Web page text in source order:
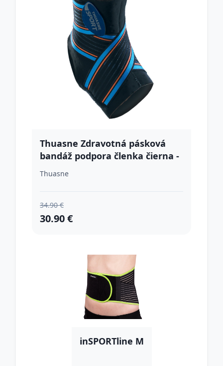
Thuasne Zdravotná pásková
bandáž podpora členka čierna -
M
Thuasne
34.90 €
30.90 €
inSPORTline M